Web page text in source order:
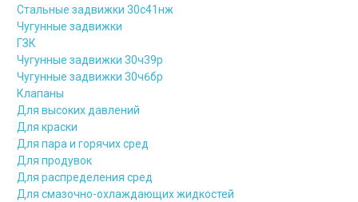
Стальные задвижки 30с41нж
Чугунные задвижки
ГЗК
Чугунные задвижки 30ч39р
Чугунные задвижки 30ч6бр
Клапаны
Для высоких давлений
Для краски
Для пара и горячих сред
Для продувок
Для распределения сред
Для смазочно-охлаждающих жидкостей